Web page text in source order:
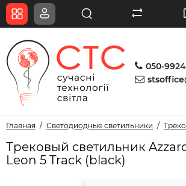
050-
Главная Светодиодные светильники
Трековый светильник
Leon 5 Track (black)